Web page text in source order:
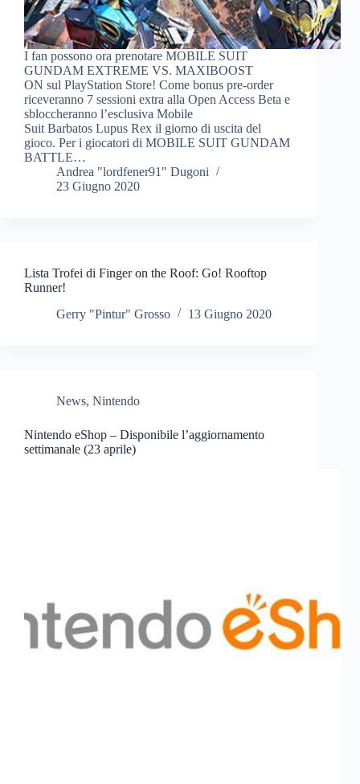
I fan possono ora prenotare MOBILE SUIT
GUNDAM EXTREME VS. MAXIBOOST
ON sul PlayStation Store! Come bonus pre-order
riceveranno 7 sessioni extra alla Open Access Beta e
sbloccheranno l’esclusiva Mobile
Suit Barbatos Lupus Rex il giorno di uscita del
gioco. Per i giocatori di MOBILE SUIT GUNDAM
BATTLE…
Andrea "lordfener91" Dugoni
23 Giugno 2020
Lista Trofei di Finger on the Roof: Go! Rooftop
Runner!
Gerry "Pintur" Grosso
13 Giugno 2020
News, Nintendo
Nintendo eShop – Disponibile l’aggiornamento
settimanale (23 aprile)